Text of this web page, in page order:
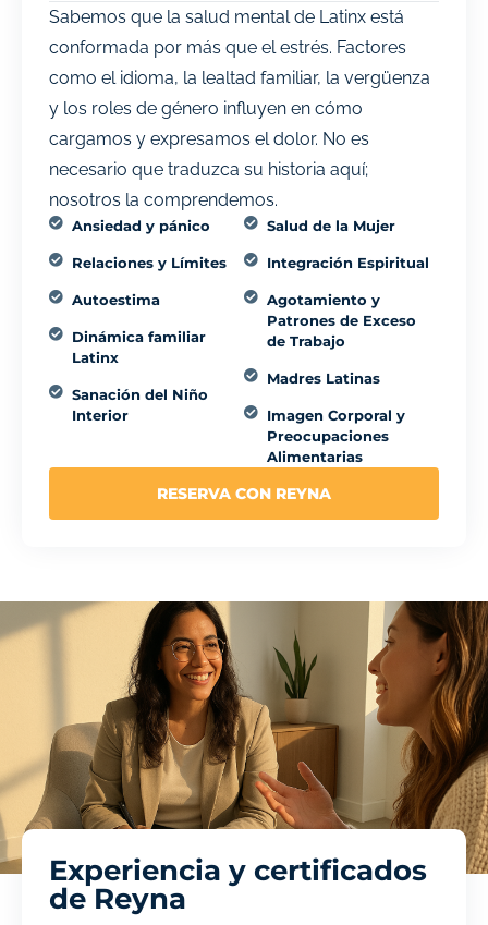
Sabemos que la salud mental de Latinx está
conformada por más que el estrés. Factores
como el idioma, la lealtad familiar, la vergüenza
y los roles de género influyen en cómo
cargamos y expresamos el dolor. No es
necesario que traduzca su historia aquí;
nosotros la comprendemos.
Ansiedad y pánico
Relaciones y Límites
Autoestima
Dinámica familiar
Latinx
Sanación del Niño
Interior
Salud de la Mujer
Integración Espiritual
Agotamiento y
Patrones de Exceso
de Trabajo
Madres Latinas
Imagen Corporal y
Preocupaciones
Alimentarias
RESERVA CON REYNA
Experiencia y certificados
de Reyna